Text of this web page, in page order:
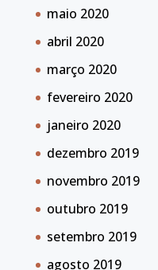
maio 2020
abril 2020
março 2020
fevereiro 2020
janeiro 2020
dezembro 2019
novembro 2019
outubro 2019
setembro 2019
agosto 2019